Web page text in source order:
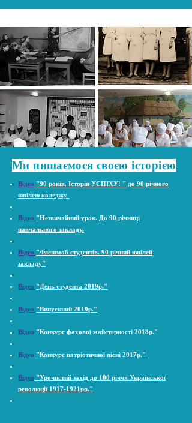
Ми пишаємося своєю історією
Відео "90 років. Історія УСПІХУ! " до 90 річного
ювілею коледжу
Відео "Незвичайний урок. До 90 річниці
навчального закладу.
Відео "Флешмоб студентів. 90 річний ювілей
закладу"
Відео "День студента 2019р."
Відео "Випускний 2019р."
Відео "Конкурс фахової майстерності 2018р."
Відео "Конкурс патріотичної пісні 2017р."
Відео "Урочистий захід до 100 річчя Української
революції 1917-1921рр."